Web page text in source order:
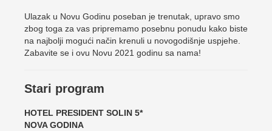
Ulazak u Novu Godinu poseban je trenutak, upravo smo
zbog toga za vas pripremamo posebnu ponudu kako biste
na najbolji mogući način krenuli u novogodišnje uspjehe.
Zabavite se i ovu Novu 2021 godinu sa nama!
Stari program
HOTEL PRESIDENT SOLIN 5*
NOVA GODINA